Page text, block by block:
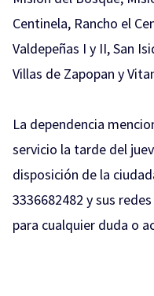
Centinela, Rancho el
Valdepeñas I y II, San
Villas de Zapopan y
La dependencia
servicio la tarde del
disposición de la
3336682482 y sus
para cualquier duda o